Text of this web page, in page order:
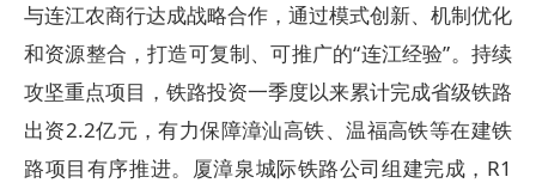
与连江农商行达成战略合作，通过模式创新、机制优化
和资源整合，打造可复制、可推广的“连江经验”。持续
攻坚重点项目，铁路投资一季度以来累计完成省级铁路
出资2.2亿元，有力保障漳汕高铁、温福高铁等在建铁
路项目有序推进。厦漳泉城际铁路公司组建完成，R1